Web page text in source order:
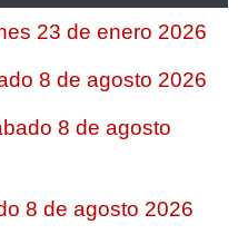
23 de enero 2026
8 de agosto 2026
8 de agosto
8 de agosto 2026